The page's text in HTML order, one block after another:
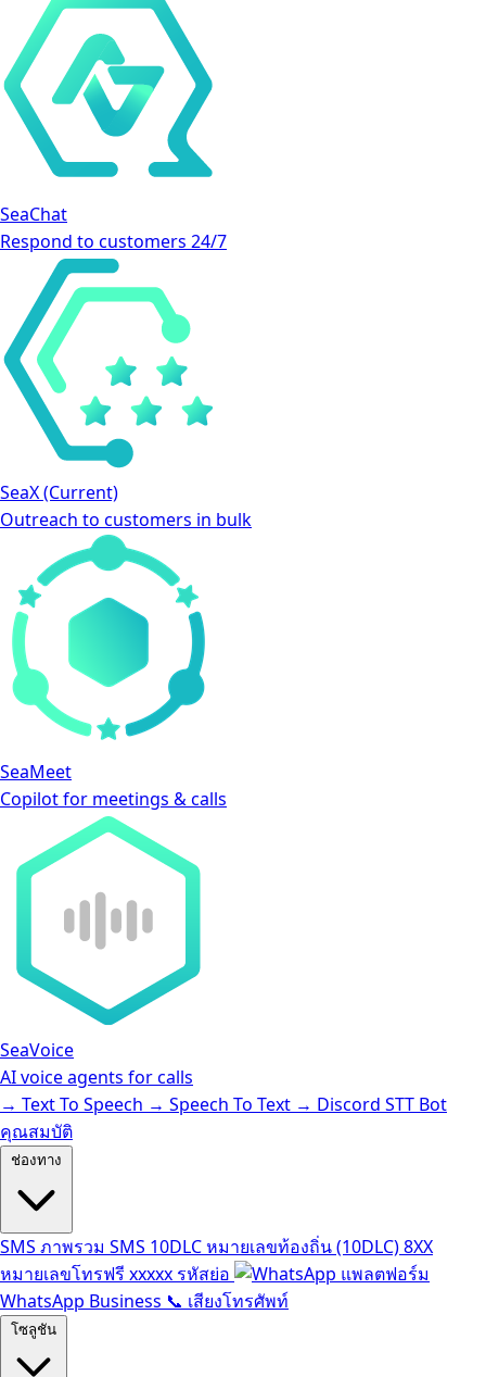
SeaChat
Respond to customers 24/7
SeaX(Current)
Outreach to customers in bulk
SeaMeet
Copilot for meetings & calls
SeaVoice
AI voice agents for calls
→ Text To Speech → Speech To Text → Discord STT Bot
คุณสมบัติ
ช่องทาง
SMS ภาพรวม SMS 10DLCหมายเลขท้องถิ่น (10DLC)8XX
หมายเลขโทรฟรี xxxxx รหัสย่อ
แพลตฟอร์ม
WhatsApp Business 📞 เสียงโทรศัพท์
โซลูชัน